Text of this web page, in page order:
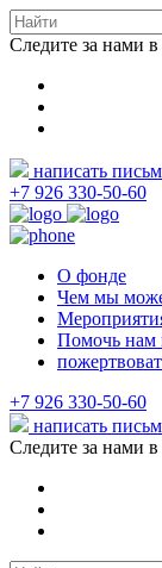
Следите за нами в
написать
+7 926 330-50-60
О фонде
Чем мы
Помочь нам
+7 926 330-50-60
написать
Следите за нами в